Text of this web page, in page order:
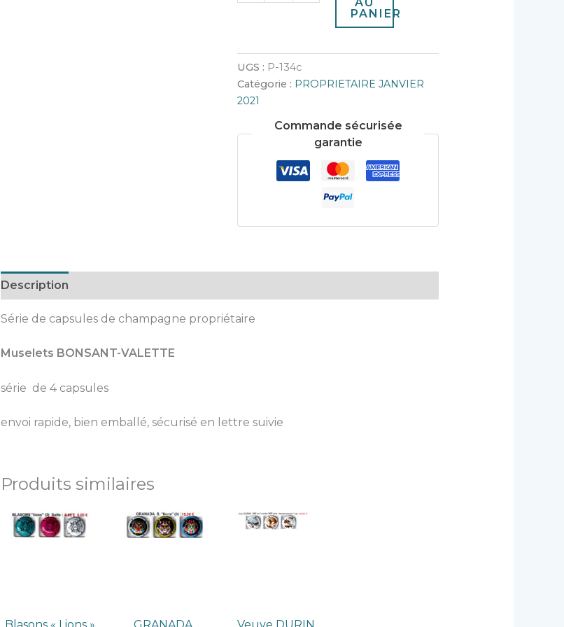
PANIER
UGS : P-134c
Catégorie : PROPRIETAIRE JANVIER
2021
Commande sécurisée
garantie
Description
Série de capsules de champagne propriétaire
Muselets BONSANT-VALETTE
série de 4 capsules
envoi rapide, bien emballé, sécurisé en lettre suivie
Produits similaires